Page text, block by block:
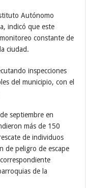
Autónomo
indicó que este
constante de
ciudad.
inspecciones
del municipio, con el
septiembre en
más de 150
de individuos
de peligro de escape
de la